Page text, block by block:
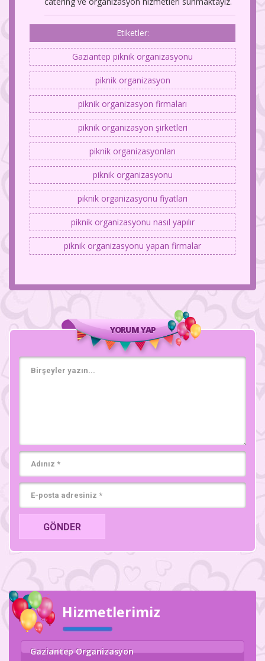
Etiketler:
Gaziantep piknik organizasyonu
piknik organizasyon
piknik organizasyon firmaları
piknik organizasyon şirketleri
piknik organizasyonları
piknik organizasyonu
piknik organizasyonu fiyatları
piknik organizasyonu nasıl yapılır
piknik organizasyonu yapan firmalar
YORUM YAP
Hizmetlerimiz
Gaziantep Organizasyon